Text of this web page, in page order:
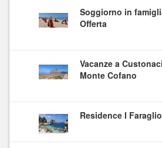
Soggiorno in
Offerta
Vacanze a
Monte Cofano
Residence I